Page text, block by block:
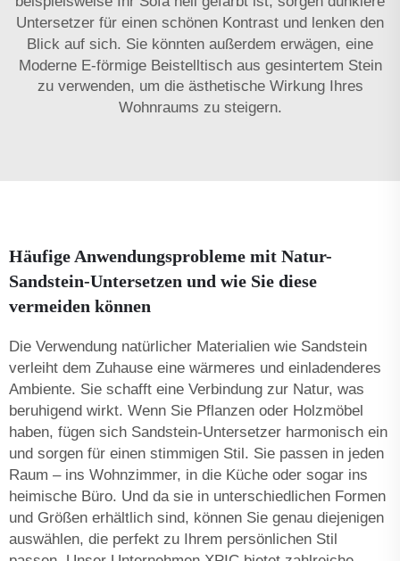
Untersetzer für einen schönen Kontrast und lenken den
Blick auf sich. Sie könnten außerdem erwägen, eine
Moderne E-förmige Beistelltisch aus gesintertem Stein
zu verwenden, um die ästhetische Wirkung Ihres
Wohnraums zu steigern.
Häufige Anwendungsprobleme mit Natur-
Sandstein-Untersetzen und wie Sie diese
vermeiden können
Die Verwendung natürlicher Materialien wie Sandstein
verleiht dem Zuhause eine wärmeres und einladenderes
Ambiente. Sie schafft eine Verbindung zur Natur, was
beruhigend wirkt. Wenn Sie Pflanzen oder Holzmöbel
haben, fügen sich Sandstein-Untersetzer harmonisch ein
und sorgen für einen stimmigen Stil. Sie passen in jeden
Raum – ins Wohnzimmer, in die Küche oder sogar ins
heimische Büro. Und da sie in unterschiedlichen Formen
und Größen erhältlich sind, können Sie genau diejenigen
auswählen, die perfekt zu Ihrem persönlichen Stil